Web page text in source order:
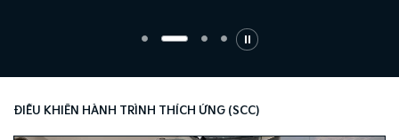
ĐIỀU KHIỂN HÀNH TRÌNH THÍCH ỨNG (SCC​)